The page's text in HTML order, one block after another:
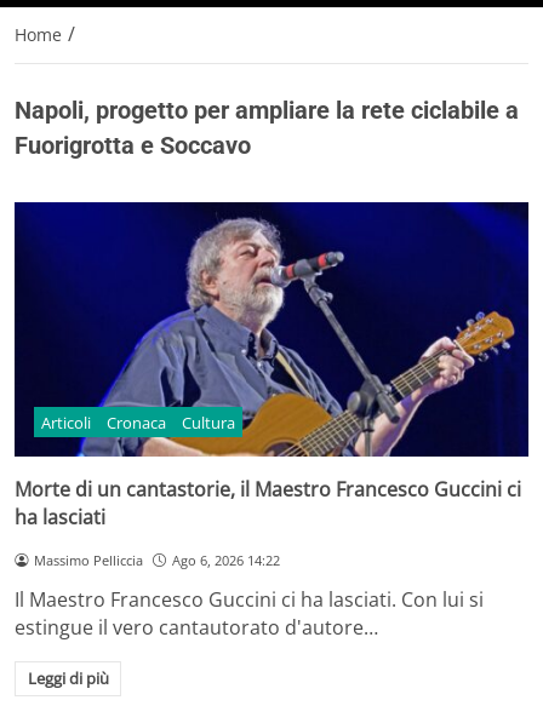
Home /
Napoli, progetto per ampliare la rete ciclabile a
Fuorigrotta e Soccavo
Articoli Cronaca Cultura
Morte di un cantastorie, il Maestro Francesco Guccini ci
ha lasciati
Massimo Pelliccia Ago 6, 2026 14:22
Il Maestro Francesco Guccini ci ha lasciati. Con lui si
estingue il vero cantautorato d'autore…
Leggi di più